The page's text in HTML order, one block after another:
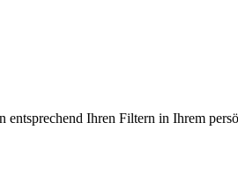
Ihren Filtern in Ihrem